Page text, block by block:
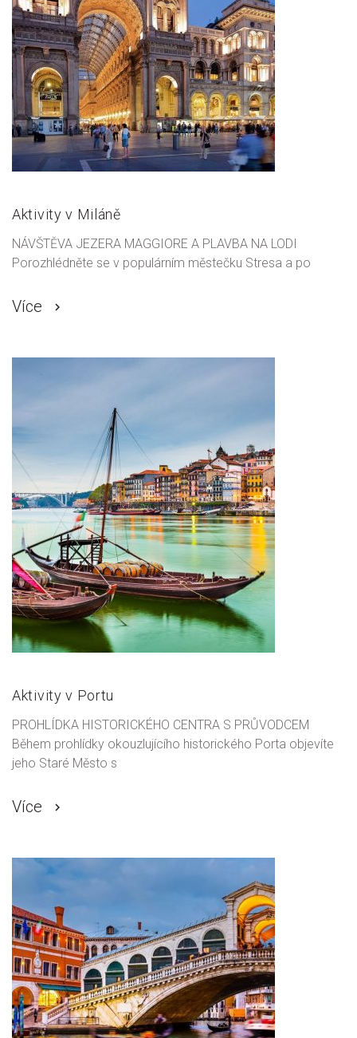
Aktivity v Miláně
NÁVŠTĚVA JEZERA MAGGIORE A PLAVBA NA LODI
Porozhlédněte se v populárním městečku Stresa a po
Více
Aktivity v Portu
PROHLÍDKA HISTORICKÉHO CENTRA S PRŮVODCEM
Během prohlídky okouzlujícího historického Porta objevíte
jeho Staré Město s
Více